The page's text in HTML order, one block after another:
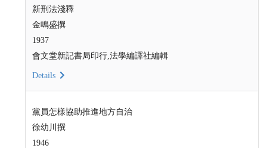
新刑法淺釋
金鳴盛撰
1937
會文堂新記書局印行,法學編譯社編輯
Details
黨員怎樣協助推進地方自治
徐幼川撰
1946